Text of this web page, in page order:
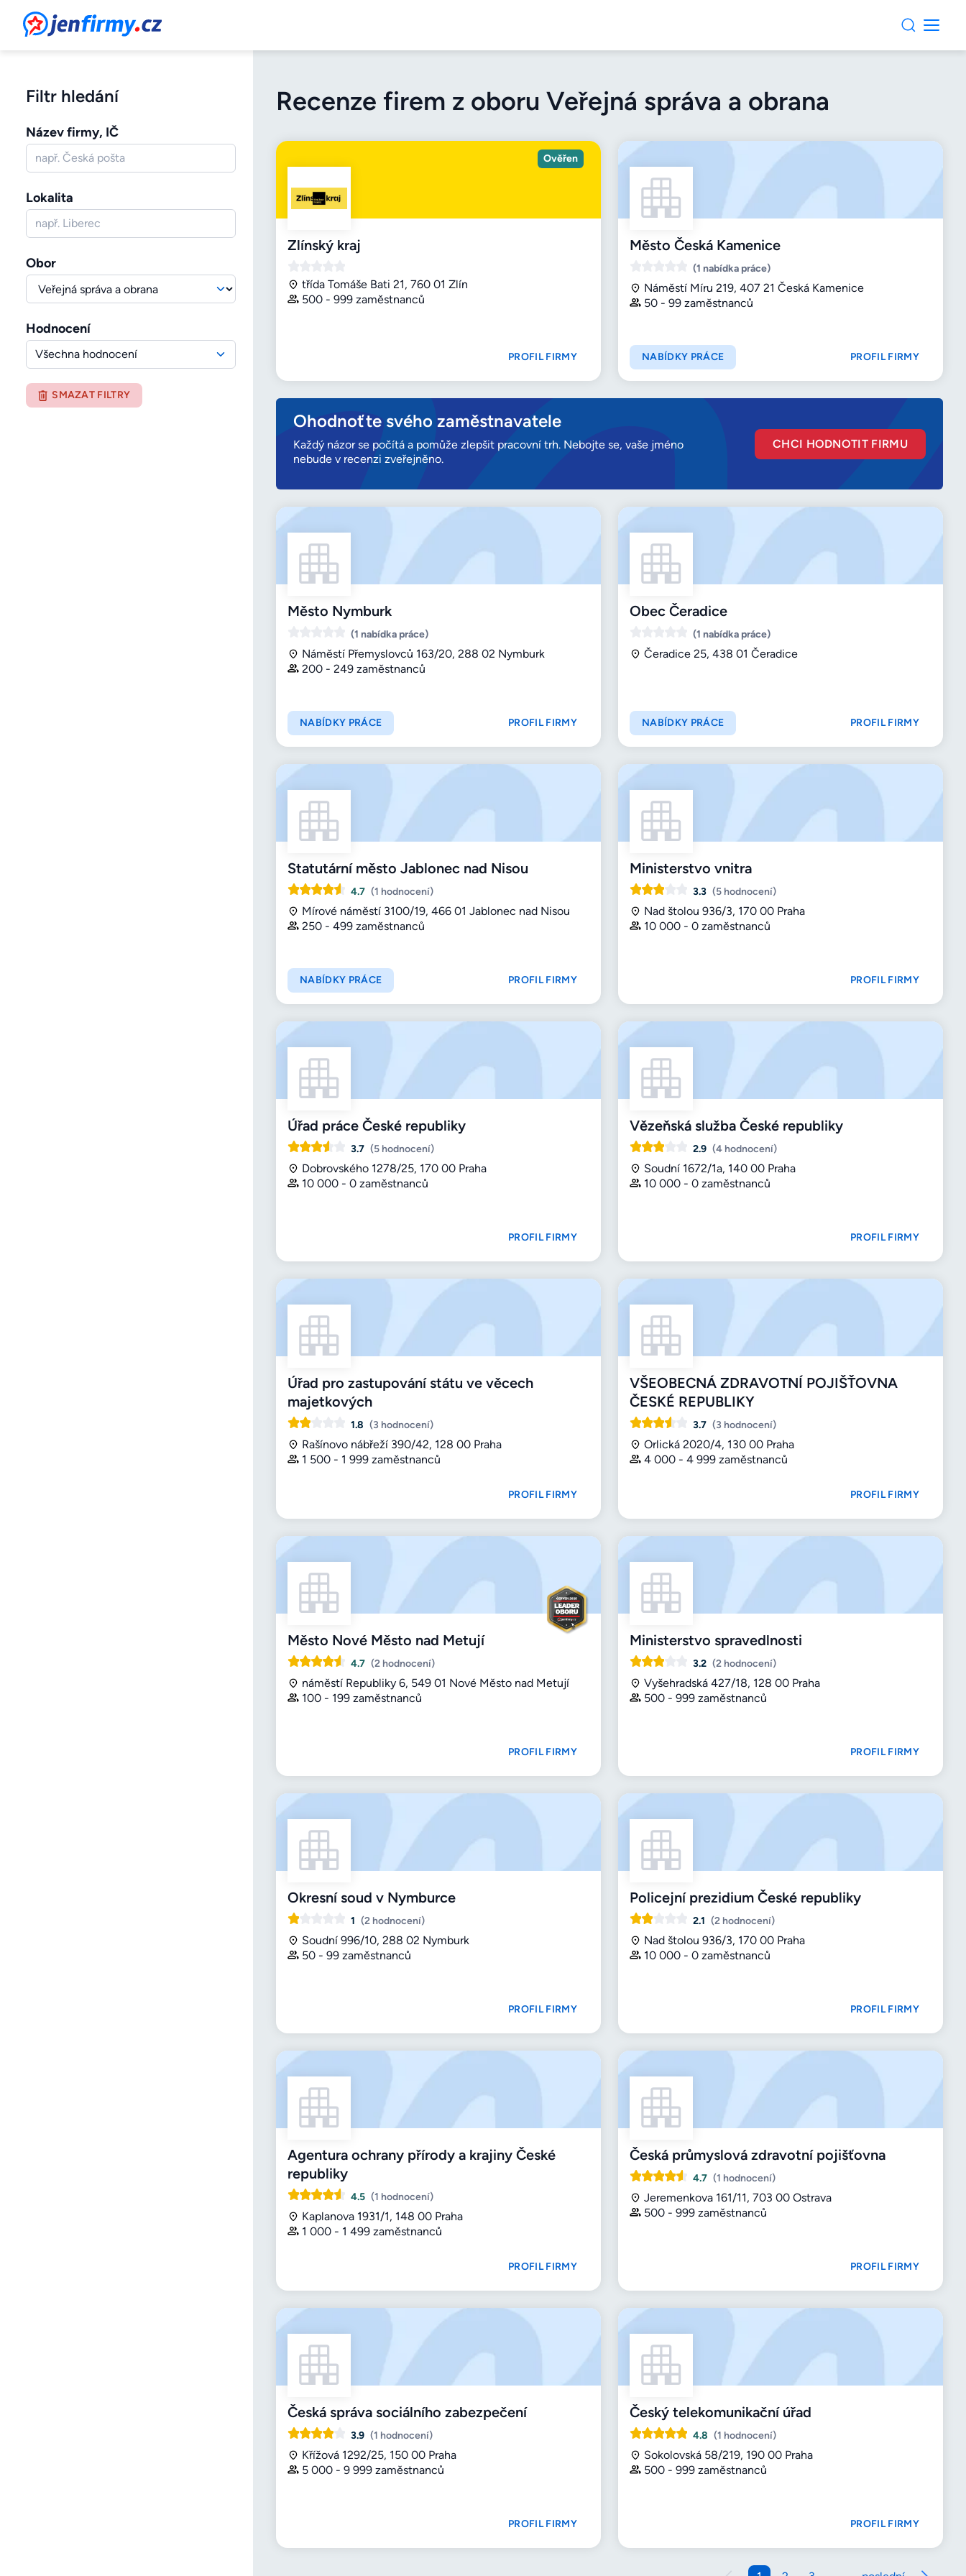
JenFirmy.cz
Filtr hledání
Název firmy, IČ
Lokalita
Obor
Hodnocení
Všechna hodnocení
SMAZAT FILTRY
Recenze firem z oboru Veřejná správa a obrana
Ověřen
Zlínský kraj
třída Tomáše Bati 21, 760 01 Zlín
500 - 999 zaměstnanců
PROFIL FIRMY
Město Česká Kamenice
(1 nabídka práce)
Náměstí Míru 219, 407 21 Česká Kamenice
50 - 99 zaměstnanců
NABÍDKY PRÁCE PROFIL FIRMY
Ohodnoťte svého zaměstnavatele
Každý názor se počítá a pomůže zlepšit pracovní trh. Nebojte se, vaše jméno
nebude v recenzi zveřejněno.
CHCI HODNOTIT FIRMU
Město Nymburk
(1 nabídka práce)
Náměstí Přemyslovců 163/20, 288 02 Nymburk
200 - 249 zaměstnanců
NABÍDKY PRÁCE PROFIL FIRMY
Obec Čeradice
(1 nabídka práce)
Čeradice 25, 438 01 Čeradice
NABÍDKY PRÁCE PROFIL FIRMY
Statutární město Jablonec nad Nisou
4.7 (1 hodnocení)
Mírové náměstí 3100/19, 466 01 Jablonec nad Nisou
250 - 499 zaměstnanců
NABÍDKY PRÁCE PROFIL FIRMY
Ministerstvo vnitra
3.3 (5 hodnocení)
Nad štolou 936/3, 170 00 Praha
10 000 - 0 zaměstnanců
PROFIL FIRMY
Úřad práce České republiky
3.7 (5 hodnocení)
Dobrovského 1278/25, 170 00 Praha
10 000 - 0 zaměstnanců
PROFIL FIRMY
Vězeňská služba České republiky
2.9 (4 hodnocení)
Soudní 1672/1a, 140 00 Praha
10 000 - 0 zaměstnanců
PROFIL FIRMY
Úřad pro zastupování státu ve věcech
majetkových
1.8 (3 hodnocení)
Rašínovo nábřeží 390/42, 128 00 Praha
1 500 - 1 999 zaměstnanců
PROFIL FIRMY
VŠEOBECNÁ ZDRAVOTNÍ POJIŠŤOVNA
ČESKÉ REPUBLIKY
3.7 (3 hodnocení)
Orlická 2020/4, 130 00 Praha
4 000 - 4 999 zaměstnanců
PROFIL FIRMY
Město Nové Město nad Metují
4.7 (2 hodnocení)
náměstí Republiky 6, 549 01 Nové Město nad Metují
100 - 199 zaměstnanců
PROFIL FIRMY
Ministerstvo spravedlnosti
3.2 (2 hodnocení)
Vyšehradská 427/18, 128 00 Praha
500 - 999 zaměstnanců
PROFIL FIRMY
Okresní soud v Nymburce
1 (2 hodnocení)
Soudní 996/10, 288 02 Nymburk
50 - 99 zaměstnanců
PROFIL FIRMY
Policejní prezidium České republiky
2.1 (2 hodnocení)
Nad štolou 936/3, 170 00 Praha
10 000 - 0 zaměstnanců
PROFIL FIRMY
Agentura ochrany přírody a krajiny České
republiky
4.5 (1 hodnocení)
Kaplanova 1931/1, 148 00 Praha
1 000 - 1 499 zaměstnanců
PROFIL FIRMY
Česká průmyslová zdravotní pojišťovna
4.7 (1 hodnocení)
Jeremenkova 161/11, 703 00 Ostrava
500 - 999 zaměstnanců
PROFIL FIRMY
Česká správa sociálního zabezpečení
3.9 (1 hodnocení)
Křížová 1292/25, 150 00 Praha
5 000 - 9 999 zaměstnanců
PROFIL FIRMY
Český telekomunikační úřad
4.8 (1 hodnocení)
Sokolovská 58/219, 190 00 Praha
500 - 999 zaměstnanců
PROFIL FIRMY